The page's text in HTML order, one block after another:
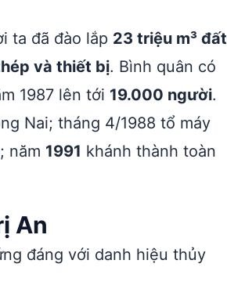
ta đã đào lắp 23 triệu m³ đất
và thiết bị. Bình quân có
1987 lên tới 19.000 người.
Nai; tháng 4/1988 tổ máy
năm 1991 khánh thành toàn
An
đáng với danh hiệu thủy